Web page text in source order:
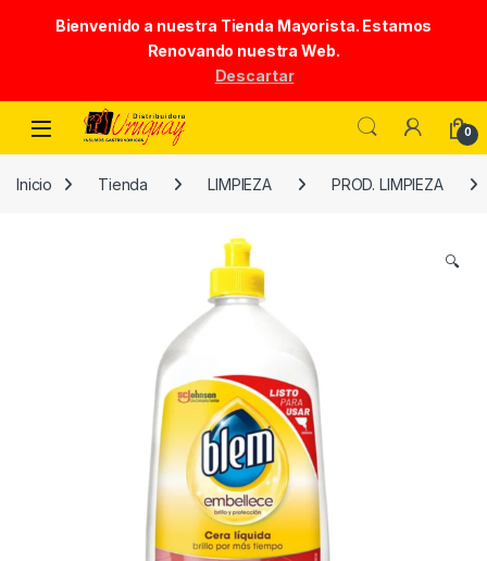
Bienvenido a nuestra Tienda Mayorista. Estamos
Renovando nuestra Web.
Descartar
Skip to navigation
Skip to content
0
Inicio Tienda LIMPIEZA PROD. LIMPIEZA
🔍